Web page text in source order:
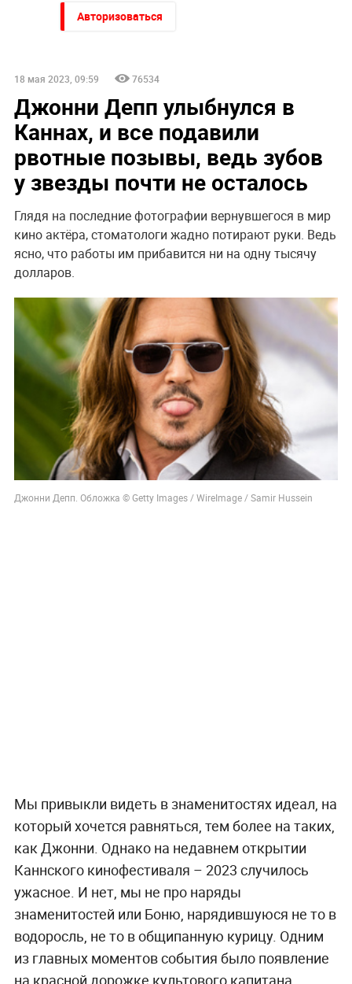
Авторизоваться
НОВОСТИ ПАРТНЕРОВ
Дело убитых в Таиланде россиян прекратило череду
убийств
"Придется нанести удар". На Западе высказались о
войне с Россией
Неизвестное существо утащило 15-летнего рыбака на
дно реки
Песков: СВО может завершиться в ближайшие часы
По бежавшему из России Надеждину* нанесли новый
удар
Погиб Александр Ермаков
18 мая 2023, 09:59 76534
Джонни Депп улыбнулся в
Каннах, и все подавили
рвотные позывы, ведь зубов
Джонни Депп. Обложка © Getty Images / WireImage / Samir Hussein